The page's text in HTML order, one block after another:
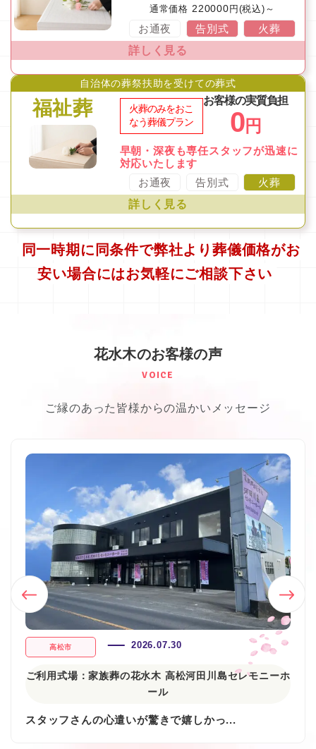
通常価格 220000 円(税込)～
お通夜 告別式
火葬
詳しく見る
自治体の葬祭扶助を受けての葬式
福祉葬
火葬のみをおこ
なう葬儀プラン
お客様の実質負担
0円
早朝・深夜も専任スタッフが迅速に
対応いたします
お通夜
告別式
火葬
詳しく見る
同一時期に同条件で弊社より葬儀価格がお
安い場合にはお気軽にご相談下さい
花⽔⽊のお客様の声
VOICE
ご縁のあった皆様からの温かいメッセージ
高松市 2026.07.30
ご利用式場：家族葬の花水木 高松河田川島セレモニーホ
ール
スタッフさんの心遣いが驚きで嬉しかっ...